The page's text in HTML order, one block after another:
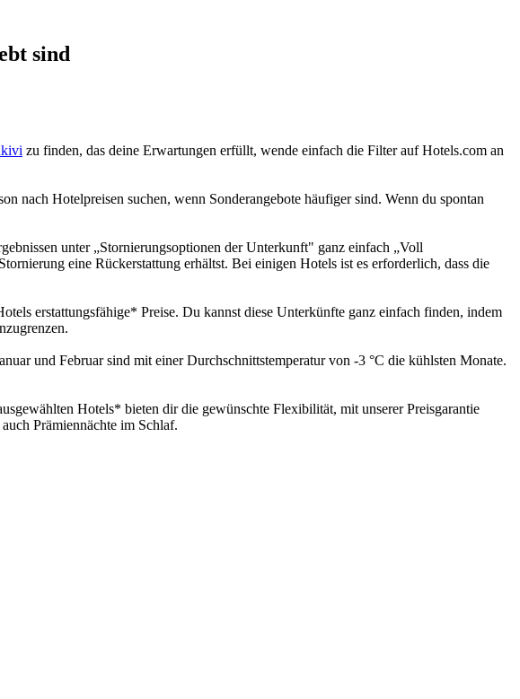
sind
zu finden, das deine Erwartungen erfüllt, wende einfach die Filter auf Hotels.com an
nach Hotelpreisen suchen, wenn Sonderangebote häufiger sind. Wenn du spontan
unter „Stornierungsoptionen der Unterkunft" ganz einfach „Voll
eine Rückerstattung erhältst. Bei einigen Hotels ist es erforderlich, dass die
erstattungsfähige* Preise. Du kannst diese Unterkünfte ganz einfach finden, indem
und Februar sind mit einer Durchschnittstemperatur von -3 °C die kühlsten Monate.
Hotels* bieten dir die gewünschte Flexibilität, mit unserer Preisgarantie
Prämiennächte im Schlaf.